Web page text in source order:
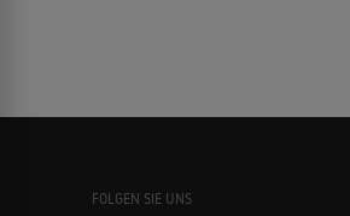
FOLGEN SIE UNS